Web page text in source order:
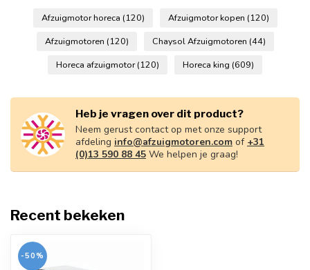
Afzuigmotor horeca (120) Afzuigmotor kopen (120)
Afzuigmotoren (120) Chaysol Afzuigmotoren (44)
Horeca afzuigmotor(120) Horeca king (609)
Heb je vragen over dit product?
Neem gerust contact op met onze support
afdeling info@afzuigmotoren.com of +31
(0)13 590 88 45 We helpen je graag!
Recent bekeken
-50%